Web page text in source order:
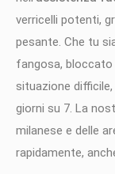
verricelli potenti,
pesante. Che tu
fangosa,
situazione
giorni su 7. La
milanese e delle
rapidamente,